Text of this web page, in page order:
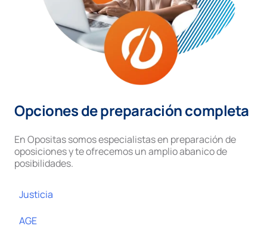
Opciones de preparación completa
En Opositas somos especialistas en preparación de
oposiciones y te ofrecemos un amplio abanico de
posibilidades.
Justicia
AGE